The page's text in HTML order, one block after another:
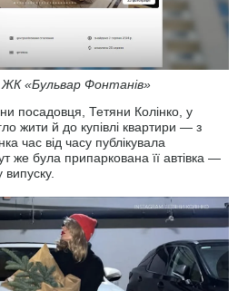
«Бульвар Фонтанів»
посадовця, Тетяни Колінко, у
жити й до купівлі квартири — з
час від часу публікувала
же була припаркована її автівка —